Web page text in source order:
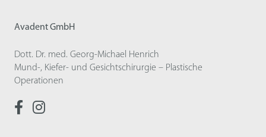
Avadent GmbH
Dott. Dr. med. Georg-Michael Henrich
Mund-, Kiefer- und Gesichtschirurgie – Plastische
Operationen